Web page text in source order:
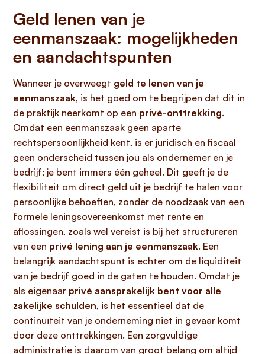
Geld lenen van je
eenmanszaak: mogelijkheden
en aandachtspunten
Wanneer je overweegt geld te lenen van je
eenmanszaak, is het goed om te begrijpen dat dit in
de praktijk neerkomt op een privé-onttrekking.
Omdat een eenmanszaak geen aparte
rechtspersoonlijkheid kent, is er juridisch en fiscaal
geen onderscheid tussen jou als ondernemer en je
bedrijf; je bent immers één geheel. Dit geeft je de
flexibiliteit om direct geld uit je bedrijf te halen voor
persoonlijke behoeften, zonder de noodzaak van een
formele leningsovereenkomst met rente en
aflossingen, zoals wel vereist is bij het structureren
van een privé lening aan je eenmanszaak. Een
belangrijk aandachtspunt is echter om de liquiditeit
van je bedrijf goed in de gaten te houden. Omdat je
als eigenaar privé aansprakelijk bent voor alle
zakelijke schulden, is het essentieel dat de
continuïteit van je onderneming niet in gevaar komt
door deze onttrekkingen. Een zorgvuldige
administratie is daarom van groot belang om altijd